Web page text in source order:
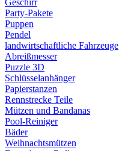
Geschirr
Party-Pakete
Puppen
Pendel
landwirtschaftliche Fahrzeuge
Abreißmesser
Puzzle 3D
Schlüsselanhänger
Papierstanzen
Rennstrecke Teile
Mützen und Bandanas
Pool-Reiniger
Bäder
Weihnachtsmützen